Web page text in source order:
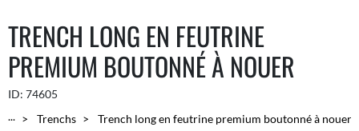
TRENCH LONG EN FEUTRINE
PREMIUM BOUTONNÉ À NOUER
ID: 74605
...
Trenchs Trench long en feutrine premium boutonné à nouer